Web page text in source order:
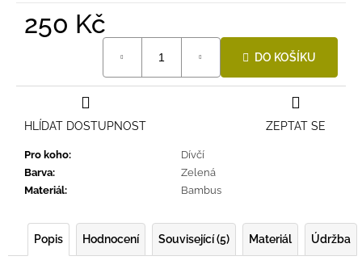
250 Kč
DO KOŠÍKU
Pro koho:
Dívčí
Barva:
Zelená
Materiál: Bambus
ZEPTAT SE
HLÍDAT DOSTUPNOST
Popis Hodnocení Související (5) Materiál Údržba